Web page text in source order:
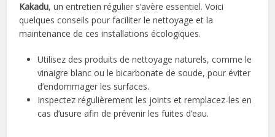
Kakadu, un entretien régulier s’avère essentiel. Voici
quelques conseils pour faciliter le nettoyage et la
maintenance de ces installations écologiques.
Utilisez des produits de nettoyage naturels, comme le
vinaigre blanc ou le bicarbonate de soude, pour éviter
d’endommager les surfaces.
Inspectez régulièrement les joints et remplacez-les en
cas d’usure afin de prévenir les fuites d’eau.